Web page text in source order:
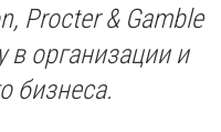
Procter & Gamble
в организации и
бизнеса.